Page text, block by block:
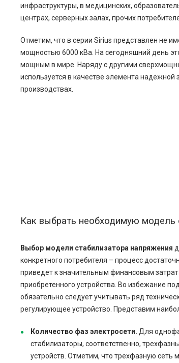
инфраструктуры, в медицинских,
центрах, серверных залах, прочих
Отметим, что в серии Sirius представлен не
мощностью 6000 кВа. На сегодняшний день
мощным в мире. Наряду с другими
используется в качестве элемента
производствах.
Как выбрать необходимую модель
Выбор модели стабилизатора напряжения
конкретного потребителя – процесс
приведет к значительным финансовым
приобретенного устройства. Во избежание
обязательно следует учитывать ряд
регулирующее устройство. Представим
Количество фаз электросети. Для
стабилизаторы, соответственно,
устройств. Отметим, что трехфазную